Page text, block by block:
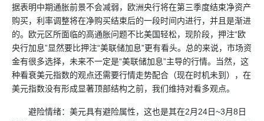
据表明中期通胀前景不会减弱，欧洲央行将在第三季度结束净资产
购买，利率调整将在净购买结束后的一段时间内进行，并且是渐进
的。欧元区所面临的高通胀问题不比美国轻松，现阶段，押注“欧
央行加息”显然要比押注“美联储加息”更有看头。总的来说，市场资
金有很多选择，未来不一定是“美联储加息”主导的行情。当然，这
种看衰美元指数的观点还需要行情走势配合（现在时机未到），在
美元指数没有形成显著顶部结构之前，我们维持对看多观点。
避险情绪：美元具有避险属性，这也是其在2月24日~3月8日